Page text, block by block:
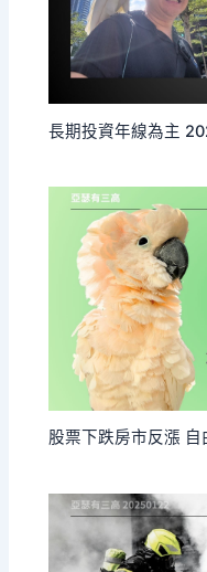
長期投資年線為主
股票下跌房市反漲